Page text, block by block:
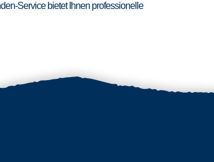
Service bietet Ihnen professionelle